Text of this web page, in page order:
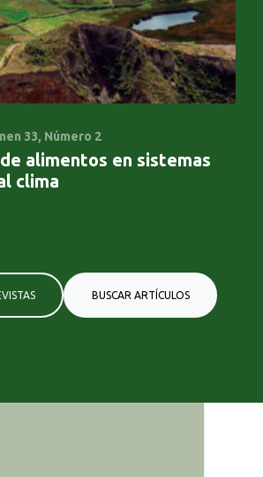
33, Número 2
alimentos en sistemas
clima
BUSCAR ARTÍCULOS